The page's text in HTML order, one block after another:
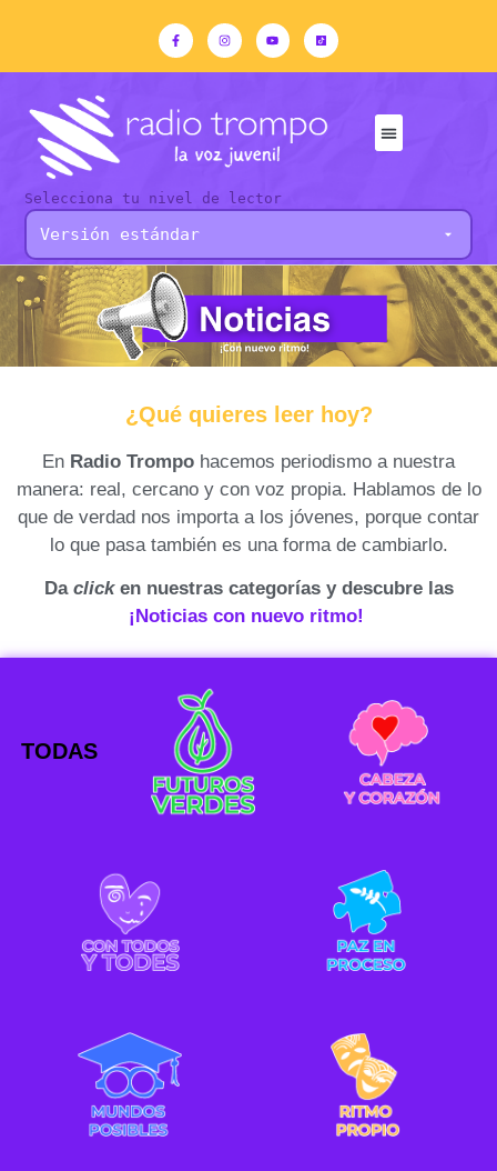
Selecciona tu nivel de lector
¿Qué quieres leer hoy?
En Radio Trompo hacemos periodismo a nuestra
manera: real, cercano y con voz propia. Hablamos de lo
que de verdad nos importa a los jóvenes, porque contar
lo que pasa también es una forma de cambiarlo.
Da clicken nuestras categorías y descubre las
¡Noticias con nuevo ritmo!
TODAS